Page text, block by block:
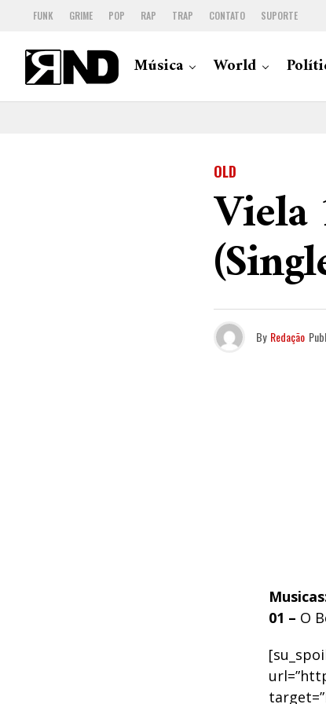
FUNK GRIME POP RAP TRAP CONTATO SUPORTE
Música World
OLD
Viela
By Redação
01 – O